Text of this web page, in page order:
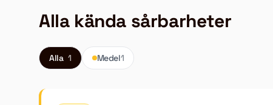
Alla kända sårbarheter
Alla 1 Medel1